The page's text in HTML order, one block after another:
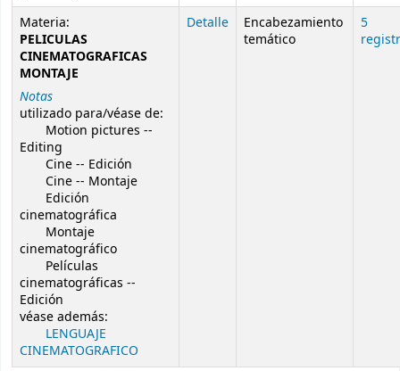
Materia:
PELICULAS
CINEMATOGRAFICAS
MONTAJE
Notas
utilizado para/véase de:
Motion pictures --
Editing
Cine -- Edición
Cine -- Montaje
Edición
cinematográfica
Montaje
cinematográfico
Películas
cinematográficas --
Edición
véase además:
LENGUAJE
CINEMATOGRAFICO
Detalle
Encabezamiento
temático
5